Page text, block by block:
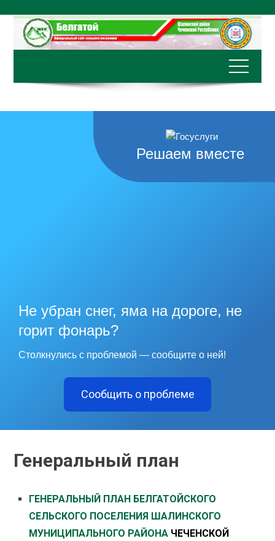
содержимому
Решаем вместе
Не убран снег, яма на дороге, не
горит фонарь?
Столкнулись с проблемой — сообщите о ней!
Сообщить о проблеме
Генеральный план
ГЕНЕРАЛЬНЫЙ ПЛАН БЕЛГАТОЙСКОГО
СЕЛЬСКОГО ПОСЕЛЕНИЯ ШАЛИНСКОГО
МУНИЦИПАЛЬНОГО РАЙОНА ЧЕЧЕНСКОЙ